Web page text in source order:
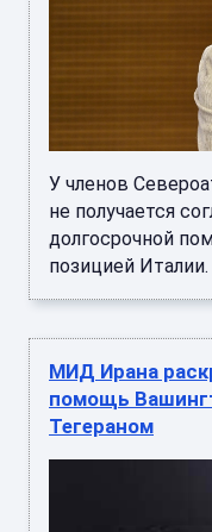
У членов
не получается
долгосрочной
позицией Италии.
МИД Ирана
помощь
Тегераном